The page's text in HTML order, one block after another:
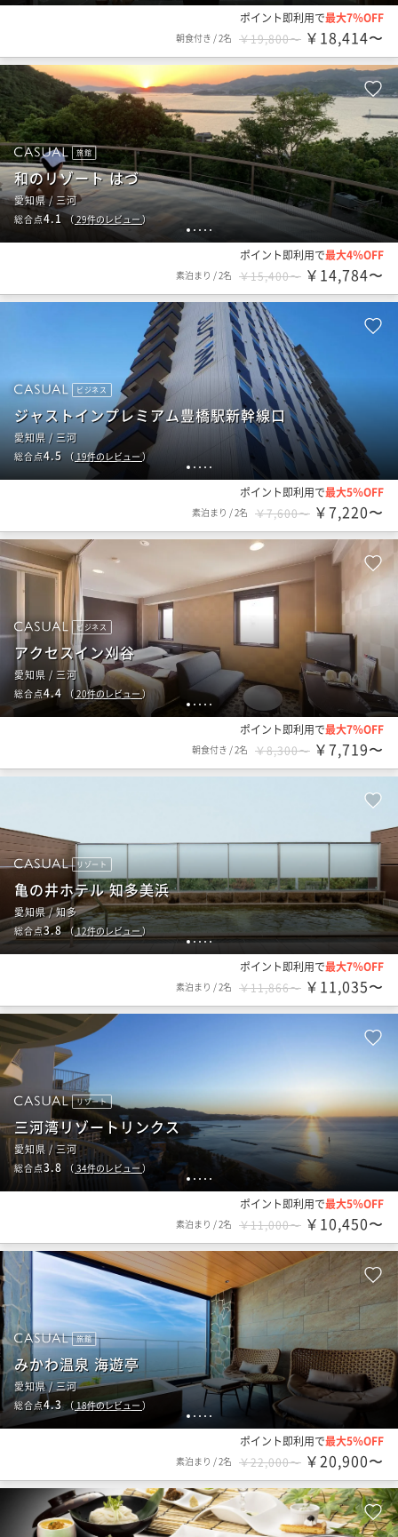
ポイント即利用で最大7％OFF
朝食付き /2名 ￥19,800〜 ￥18,414〜
1 2 3 4 5
旅館
和のリゾート はづ
愛知県 / 三河
総合点4.1 （29件のレビュー）
ポイント即利用で最大4％OFF
素泊まり /2名 ￥15,400〜 ￥14,784〜
1 2 3 4 5
ビジネス
ジャストインプレミアム豊橋駅新幹線口
愛知県 / 三河
総合点4.5 （ 19件のレビュー）
ポイント即利用で最大5％OFF
素泊まり /2名 ￥7,600〜 ￥7,220〜
1 2 3 4 5
ビジネス
アクセスイン刈谷
愛知県 / 三河
総合点4.4 （ 20件のレビュー）
ポイント即利用で最大7％OFF
朝食付き /2名 ￥8,300〜 ￥7,719〜
12345
リゾート
亀の井ホテル 知多美浜
愛知県 / 知多
総合点3.8（12件のレビュー）
ポイント即利用で最大7％OFF
素泊まり /2名 ￥11,866〜 ￥11,035〜
1 2 3 4 5
リゾート
三河湾リゾートリンクス
愛知県 / 三河
総合点3.8 （ 34件のレビュー ）
ポイント即利用で最大5％OFF
素泊まり /2名 ￥11,000〜 ￥10,450〜
1 2 3 4 5
旅館
みかわ温泉 海遊亭
愛知県 / 三河
総合点4.3（18件のレビュー ）
ポイント即利用で最大5％OFF
素泊まり /2名 ￥22,000〜 ￥20,900〜